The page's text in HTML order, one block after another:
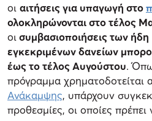
οι αιτήσεις για υπαγωγή στο
ολοκληρώνονται στο τέλος
οισυμβασιοποιήσεις των ήδη
εγκεκριμένων δανείων
έως το τέλος Αυγούστου.
πρόγραμμα χρηματοδοτείται
Ανάκαμψης, υπάρχουν
προθεσμίες, οι οποίες